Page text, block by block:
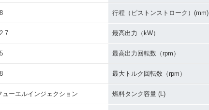
行程（ピストンストローク）(mm)
最高出力（kW）
最高出力回転数（rpm）
最大トルク回転数（rpm）
ューエルインジェクション 燃料タンク容量 (L)